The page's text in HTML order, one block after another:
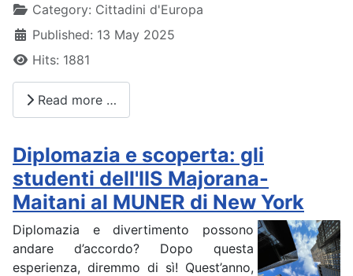
DetailsCategory: Cittadini d'Europa
Published: 13 May 2025
Hits: 1881
Read more …
Diplomazia e scoperta: gli
studenti dell'IIS Majorana-
Maitani al MUNER di New York
Diplomazia e divertimento possono
andare d’accordo? Dopo questa
esperienza, diremmo di sì! Quest’anno,